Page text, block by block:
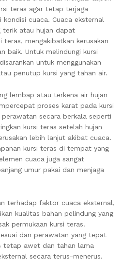
teras agar tetap terjaga
cuaca. Cuaca eksternal
terik atau hujan dapat
teras, mengakibatkan kerusakan
baik. Untuk melindungi kursi
untuk menggunakan
penutup kursi yang tahan air.
lembap atau terkena air hujan
proses karat pada kursi
secara berkala seperti
kursi teras setelah hujan
lebih lanjut akibat cuaca.
kursi teras di tempat yang
cuaca juga sangat
umur pakai dan menjaga
terhadap faktor cuaca eksternal,
kualitas bahan pelindung yang
permukaan kursi teras.
dan perawatan yang tepat
tetap awet dan tahan lama
secara terus-menerus.